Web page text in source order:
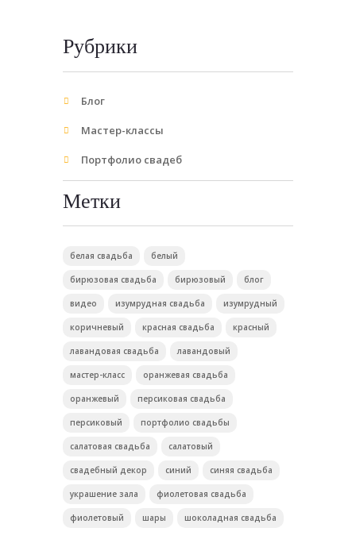
Рубрики
Блог
Мастер-классы
Портфолио свадеб
Метки
белая свадьба белый
бирюзовая свадьба бирюзовый блог
видео изумрудная свадьба изумрудный
коричневый красная свадьба красный
лавандовая свадьба лавандовый
мастер-класс оранжевая свадьба
оранжевый персиковая свадьба
персиковый портфолио свадьбы
салатовая свадьба салатовый
свадебный декор синий синяя свадьба
украшение зала фиолетовая свадьба
фиолетовый шары шоколадная свадьба